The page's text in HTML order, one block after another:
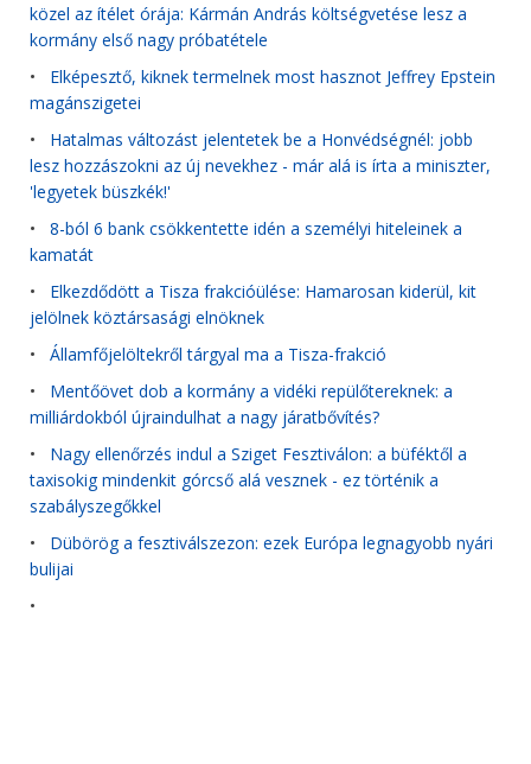
közel az ítélet órája: Kármán András költségvetése lesz a
kormány első nagy próbatétele
• Elképesztő, kiknek termelnek most hasznot Jeffrey Epstein
magánszigetei
• Hatalmas változást jelentetek be a Honvédségnél: jobb
lesz hozzászokni az új nevekhez - már alá is írta a miniszter,
'legyetek büszkék!'
• 8-ból 6 bank csökkentette idén a személyi hiteleinek a
kamatát
• Elkezdődött a Tisza frakcióülése: Hamarosan kiderül, kit
jelölnek köztársasági elnöknek
• Államfőjelöltekről tárgyal ma a Tisza-frakció
• Mentőövet dob a kormány a vidéki repülőtereknek: a
milliárdokból újraindulhat a nagy járatbővítés?
• Nagy ellenőrzés indul a Sziget Fesztiválon: a büféktől a
taxisokig mindenkit górcső alá vesznek - ez történik a
szabályszegőkkel
• Dübörög a fesztiválszezon: ezek Európa legnagyobb nyári
bulijai
•